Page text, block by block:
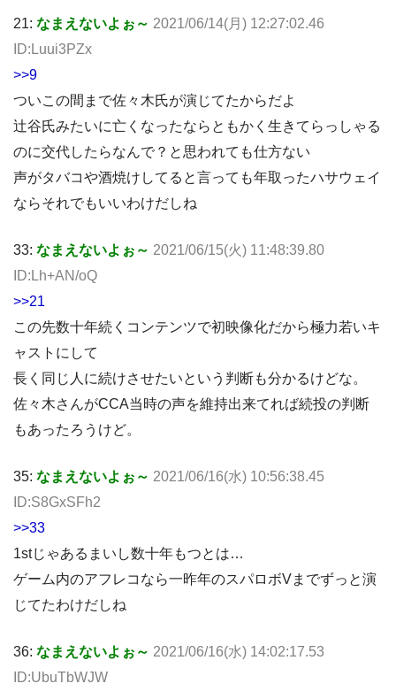
21: なまえないよぉ～ 2021/06/14(月) 12:27:02.46
ID:Luui3PZx
>>9
ついこの間まで佐々木氏が演じてたからだよ
辻谷氏みたいに亡くなったならともかく生きてらっしゃる
のに交代したらなんで？と思われても仕方ない
声がタバコや酒焼けしてると言っても年取ったハサウェイ
ならそれでもいいわけだしね
33: なまえないよぉ～ 2021/06/15(火) 11:48:39.80
ID:Lh+AN/oQ
>>21
この先数十年続くコンテンツで初映像化だから極力若いキ
ャストにして
長く同じ人に続けさせたいという判断も分かるけどな。
佐々木さんがCCA当時の声を維持出来てれば続投の判断
もあったろうけど。
35: なまえないよぉ～ 2021/06/16(水) 10:56:38.45
ID:S8GxSFh2
>>33
1stじゃあるまいし数十年もつとは…
ゲーム内のアフレコなら一昨年のスパロボVまでずっと演
じてたわけだしね
36: なまえないよぉ～ 2021/06/16(水) 14:02:17.53
ID:UbuTbWJW